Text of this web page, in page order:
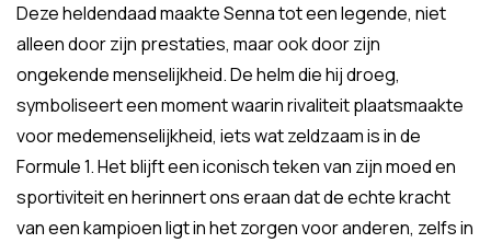
Deze heldendaad maakte Senna tot een legende, niet
alleen door zijn prestaties, maar ook door zijn
ongekende menselijkheid. De helm die hij droeg,
symboliseert een moment waarin rivaliteit plaatsmaakte
voor medemenselijkheid, iets wat zeldzaam is in de
Formule 1. Het blijft een iconisch teken van zijn moed en
sportiviteit en herinnert ons eraan dat de echte kracht
van een kampioen ligt in het zorgen voor anderen, zelfs in